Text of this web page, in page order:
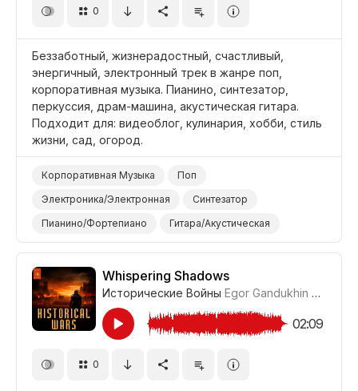
0
Беззаботный, жизнерадостный, счастливый,
энергичный, электронный трек в жанре поп,
корпоративная музыка. Пианино, синтезатор,
перкуссия, драм-машина, акустическая гитара.
Подходит для: видеоблог, кулинария, хобби, стиль
жизни, сад, огород.
Корпоративная Музыка
Поп
Электроника/Электронная
Синтезатор
Пианино/Фортепиано
Гитара/Акустическая
Электронные Барабаны
Барабаны и Перкуссия
Энергичный
Счастливый
Беспечный
Видеоблог
Сад/Отдых
Досуг/Стиль Жизни
Бизнес/Корпоративный
Whispering Shadows
Исторические Войны Egor Gandukhin
02:09
0